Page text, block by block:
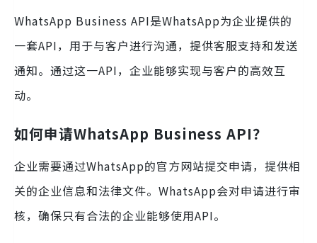
WhatsApp Business API是WhatsApp为企业提供的
一套API，用于与客户进行沟通，提供客服支持和发送
通知。通过这一API，企业能够实现与客户的高效互
动。
如何申请WhatsApp Business API？
企业需要通过WhatsApp的官方网站提交申请，提供相
关的企业信息和法律文件。WhatsApp会对申请进行审
核，确保只有合法的企业能够使用API。